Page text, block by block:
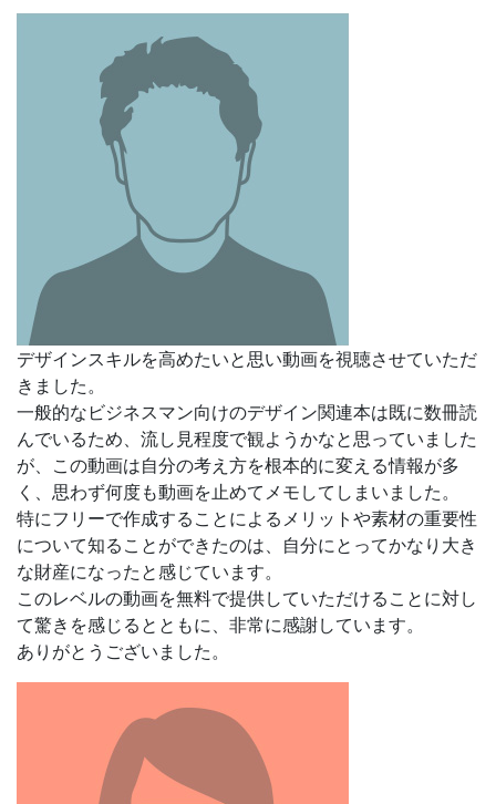
デザインスキルを高めたいと思い動画を視聴させていただ
きました。
一般的なビジネスマン向けのデザイン関連本は既に数冊読
んでいるため、流し見程度で観ようかなと思っていました
が、 この動画は自分の考え方を根本的に変える情報が多
く、思わず何度も動画を止めてメモしてしまいました。
特にフリーで作成することによるメリットや素材の重要性
について知ることができたのは、自分にとってかなり大き
な財産になったと感じています。
このレベルの動画を無料で提供していただけることに対し
て驚きを感じるとともに、非常に感謝しています。
ありがとうございました。